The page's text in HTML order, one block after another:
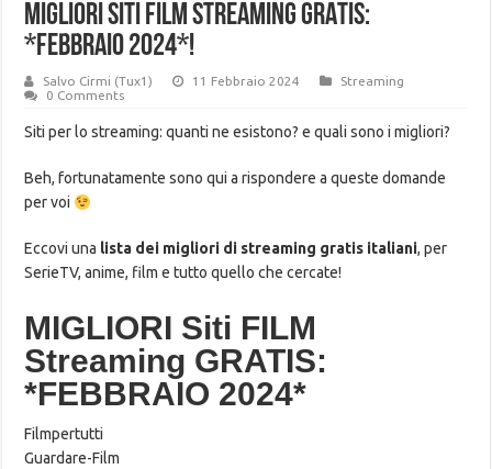
MIGLIORI Siti FILM Streaming GRATIS:
*FEBBRAIO 2024*!
Salvo Cirmi (Tux1) 11 Febbraio 2024
Streaming
0 Comments
Siti per lo streaming: quanti ne esistono? e quali sono i migliori?
Beh, fortunatamente sono qui a rispondere a queste domande
per voi
Eccovi una lista dei migliori di streaming gratis italiani, per
SerieTV, anime, film e tutto quello che cercate!
MIGLIORI Siti FILM
Streaming GRATIS:
*FEBBRAIO 2024*
Filmpertutti
Guardare-Film